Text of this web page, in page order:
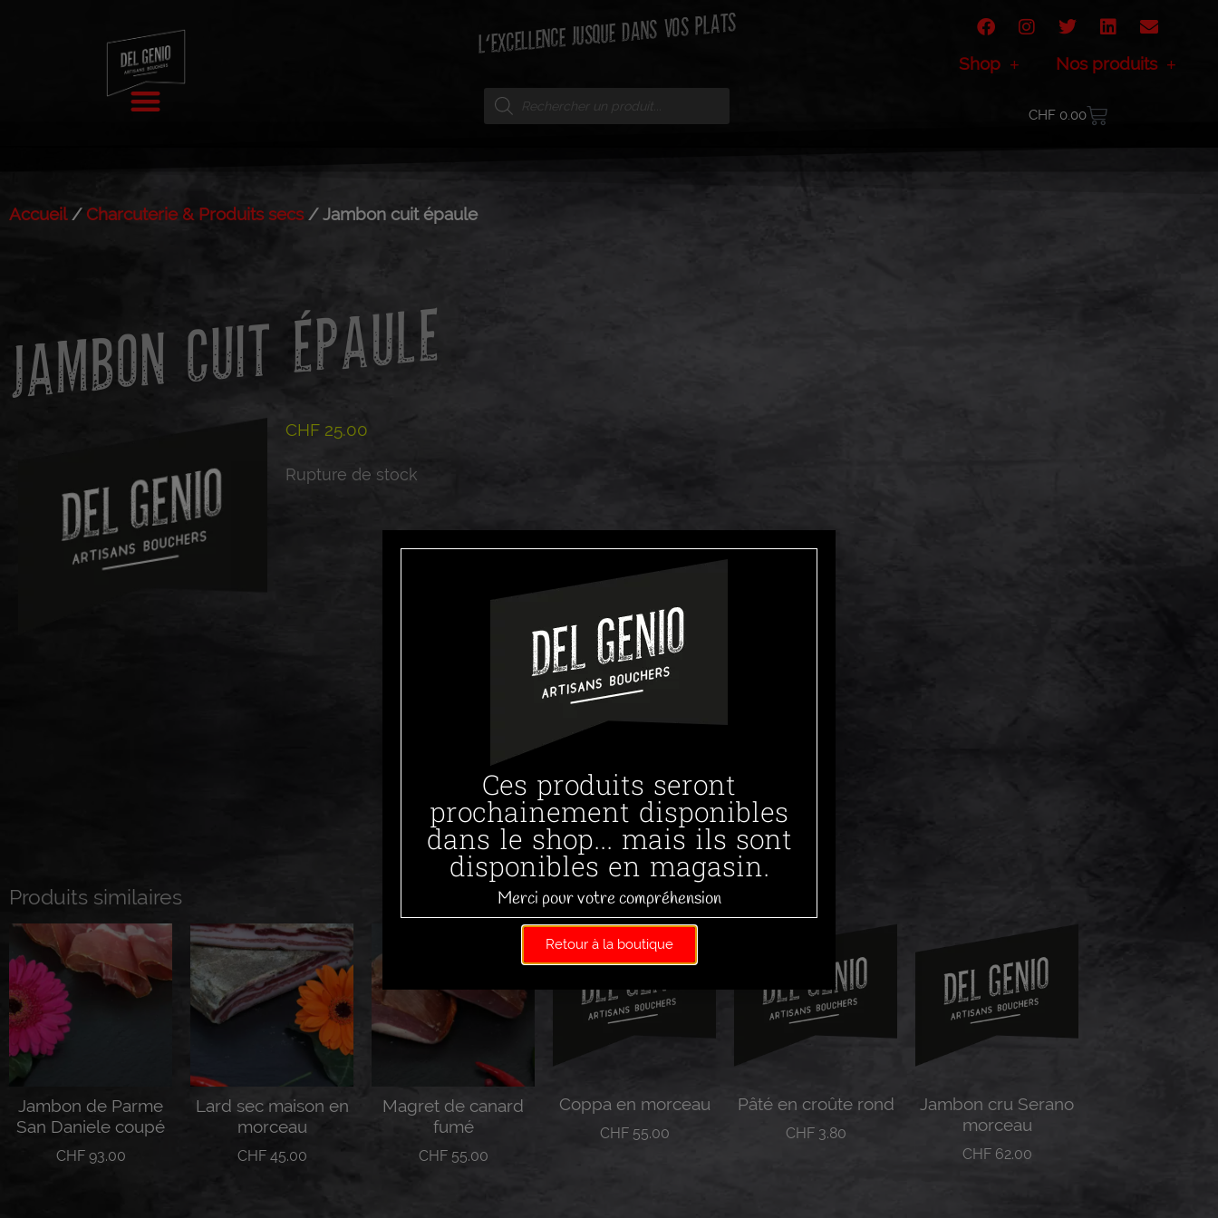
L'EXCELLENCE JUSQUE DANS VOS PLATS
Shop Nos produits
CHF0.00
Accueil/ Charcuterie & Produits secs/ Jambon cuit épaule
JAMBON CUIT ÉPAULE
CHF 25.00
Rupture de stock
Produits similaires
Jambon de Parme
San Daniele coupé
CHF93.00
Lard sec maison en
morceau
CHF45.00
Magret de canard
fumé
CHF55.00
Coppa en morceau
CHF55.00
Pâté en croûte rond
CHF3.80
Jambon cru Serano
morceau
CHF62.00
Ces produits seront
prochainement disponibles
dans le shop... mais ils sont
disponibles en magasin.
Merci pour votre compréhension
Retour à la boutique